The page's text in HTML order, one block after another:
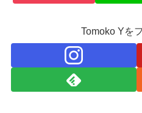
Tomoko Yを